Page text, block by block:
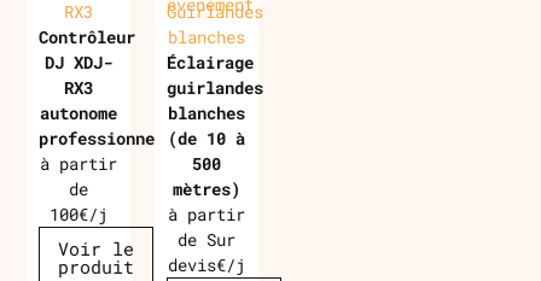
RX3
Contrôleur
DJ XDJ-
RX3
autonome
professionnel
à partir
de
100€/j
Voir le
produit
Guirlandes
blanches
Éclairage
guirlandes
blanches
(de 10 à
500
mètres)
à partir
de Sur
devis€/j